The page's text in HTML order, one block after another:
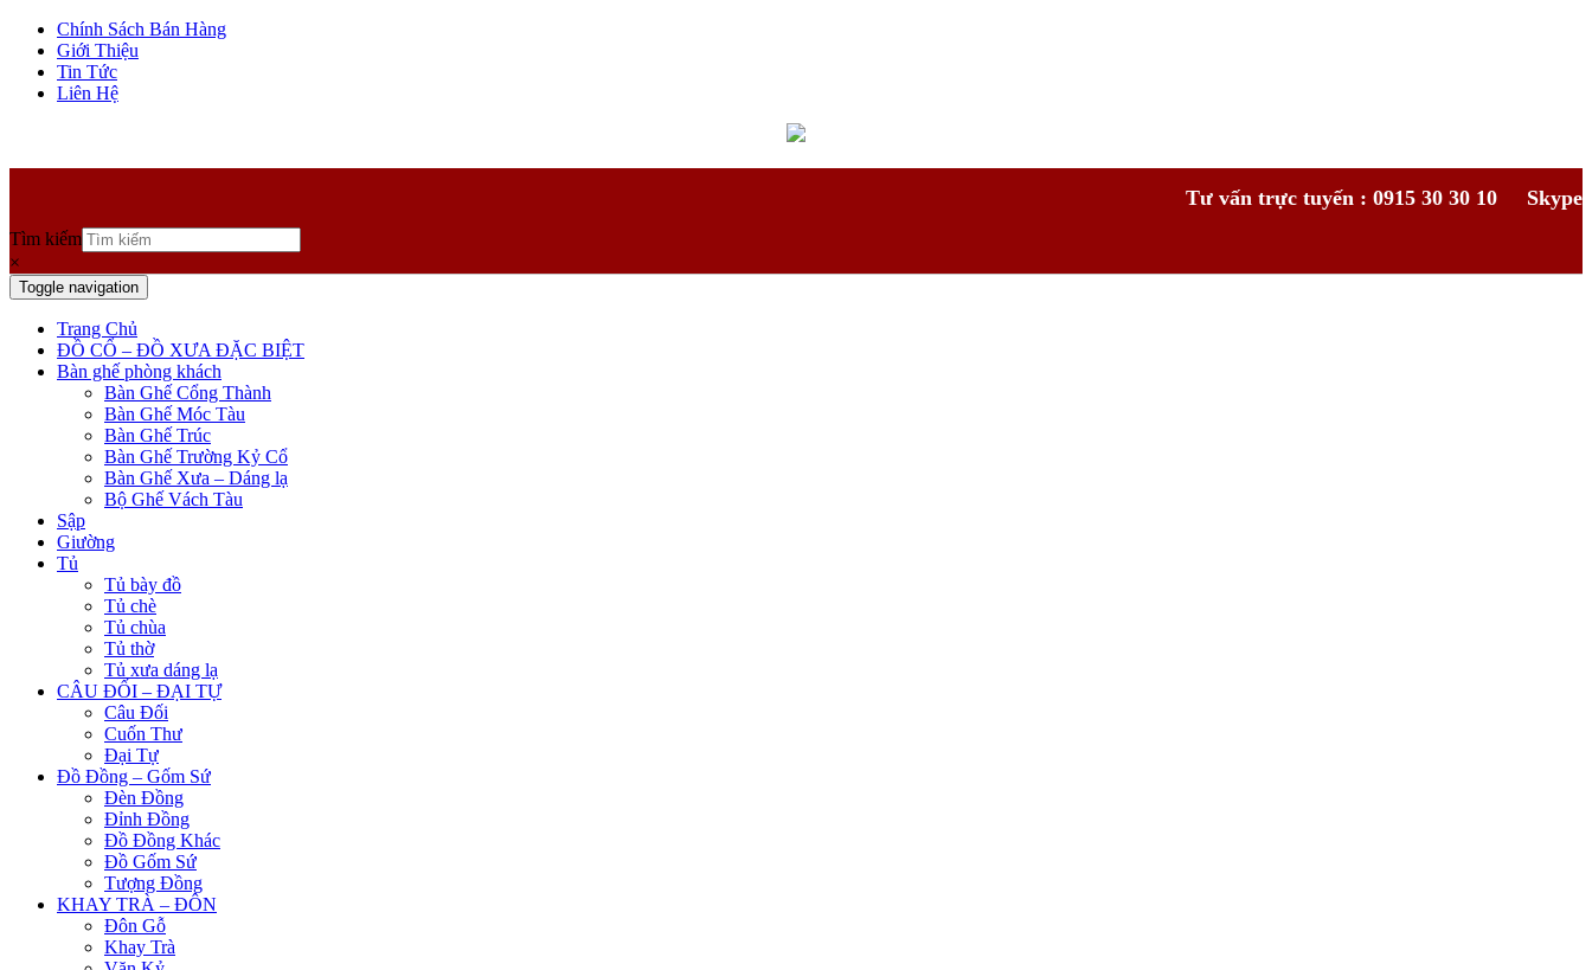
Chính Sách Bán Hàng
Giới Thiệu
Tin Tức
Liên Hệ
Tư vấn trực tuyến : 0915 30 30 10 Skype
Tìm kiếm
×
Toggle navigation
Trang Chủ
ĐỒ CỔ – ĐỒ XƯA ĐẶC BIỆT
Bàn ghế phòng khách
Bàn Ghế Cổng Thành
Bàn Ghế Móc Tàu
Bàn Ghế Trúc
Bàn Ghế Trường Kỷ Cổ
Bàn Ghế Xưa – Dáng lạ
Bộ Ghế Vách Tàu
Sập
Giường
Tủ
Tủ bày đồ
Tủ chè
Tủ chùa
Tủ thờ
Tủ xưa dáng lạ
CÂU ĐỐI – ĐẠI TỰ
Câu Đối
Cuốn Thư
Đại Tự
Đồ Đồng – Gốm Sứ
Đèn Đồng
Đỉnh Đồng
Đồ Đồng Khác
Đồ Gốm Sứ
Tượng Đồng
KHAY TRÀ – ĐÔN
Đôn Gỗ
Khay Trà